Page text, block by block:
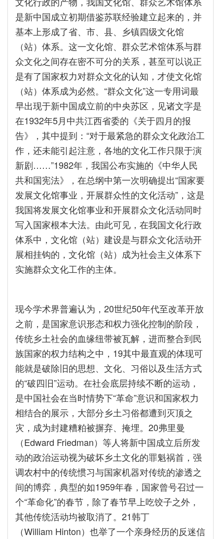
是新中国成立初期借鉴苏联经验建立起来的，并
基本上形成了省、市、县、乡镇四级文化馆
（站）体系。这一文化馆、群众艺术馆体系与群
众文化之间存在密不可分的关系，甚至可以说正
是有了国家权力对群众文化的认知，才使文化馆
（站）体系成为必然。“群众文化”这一专用词最
早出现于新中国成立前的中央苏区，见诸文字是
在1932年5月中共江西省委的《关于四月的报
告》，其中提到：“对于最紧急的群众文化政治工
作，还未能引起注意，各地的文化工作只限于演
新剧……”1982年，我国公布实施的《中华人民
共和国宪法》，在总纲中第一次明确提出“国家要
发展文化馆事业，开展群众性的文化活动”，这是
我国将发展文化馆事业和开展群众文化活动同时
写入国家根本大法。由此可见，在我国文化行政
体系中，文化馆（站）建设是与群众文化活动开
展相挂钩的，文化馆（站）成为社会主义体系下
实施群众文化工作的主体。
现今学术界普遍认为，20世纪50年代至改革开放
之前，是国家意识形态和权力强化控制的阶段，
传统乡土社会的血缘纽带被瓦解，进而整合到民
族国家的权力结构之中，19其中最直观的体现可
能就是破除旧的思想、文化、习俗以及生活方式
的“破四旧”运动。在社会底层持续不断的运动，
是中国社会在当时情势下“革命”意识和国家权力
相结合的展示，大部分乡土习俗都遭到灭顶之
灾，成为封建糟粕被摒弃、掩埋。20弗里曼
（Edward Friedman）等人将新中国成立后所发
动的政治运动视为破坏乡土文化的罪魁祸首，强
调农村中的传统惯习与国家机器对传统的渗透之
间的博弈，典型的如1959年春，国家曾号召过一
个“革命化”的春节，除了春节早上吃饺子之外，
其他传统活动均被取消了。21韩丁
（William Hinton）也举了一个亲身经历的反迷信